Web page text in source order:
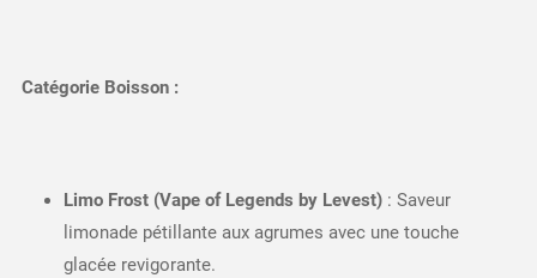
Catégorie Boisson :
Limo Frost (Vape of Legends by Levest): Saveur
limonade pétillante aux agrumes avec une touche
glacée revigorante.